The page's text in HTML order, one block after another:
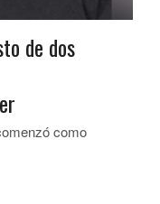
de dos
como